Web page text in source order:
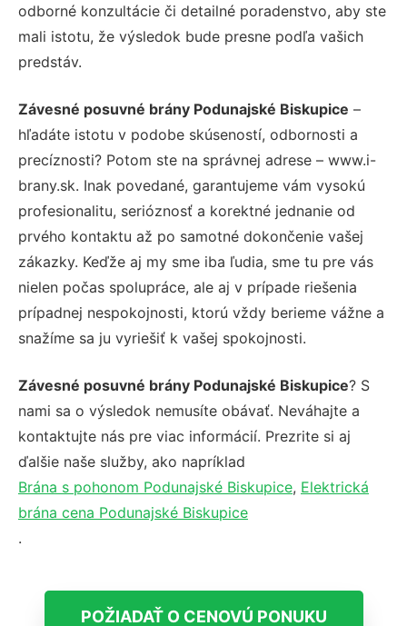
odborné konzultácie či detailné poradenstvo, aby ste
mali istotu, že výsledok bude presne podľa vašich
predstáv.
Závesné posuvné brány Podunajské Biskupice –
hľadáte istotu v podobe skúseností, odbornosti a
precíznosti? Potom ste na správnej adrese – www.i-
brany.sk. Inak povedané, garantujeme vám vysokú
profesionalitu, serióznosť a korektné jednanie od
prvého kontaktu až po samotné dokončenie vašej
zákazky. Keďže aj my sme iba ľudia, sme tu pre vás
nielen počas spolupráce, ale aj v prípade riešenia
prípadnej nespokojnosti, ktorú vždy berieme vážne a
snažíme sa ju vyriešiť k vašej spokojnosti.
Závesné posuvné brány Podunajské Biskupice? S
nami sa o výsledok nemusíte obávať. Neváhajte a
kontaktujte nás pre viac informácií. Prezrite si aj
ďalšie naše služby, ako napríklad
Brána s pohonom Podunajské Biskupice, Elektrická
brána cena Podunajské Biskupice
.
POŽIADAŤ O CENOVÚ PONUKU